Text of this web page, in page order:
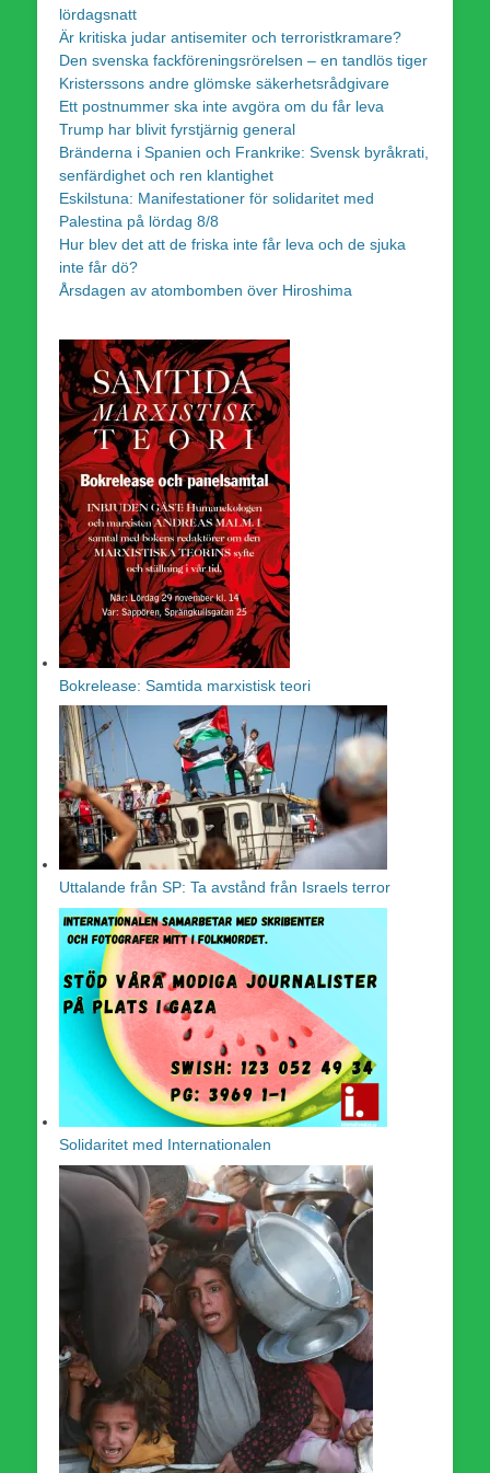
lördagsnatt
Är kritiska judar antisemiter och terroristkramare?
Den svenska fackföreningsrörelsen – en tandlös tiger
Kristerssons andre glömske säkerhetsrådgivare
Ett postnummer ska inte avgöra om du får leva
Trump har blivit fyrstjärnig general
Bränderna i Spanien och Frankrike: Svensk byråkrati,
senfärdighet och ren klantighet
Eskilstuna: Manifestationer för solidaritet med
Palestina på lördag 8/8
Hur blev det att de friska inte får leva och de sjuka
inte får dö?
Årsdagen av atombomben över Hiroshima
Bokrelease: Samtida marxistisk teori
Uttalande från SP: Ta avstånd från Israels terror
Solidaritet med Internationalen